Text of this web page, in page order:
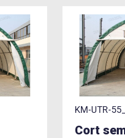
KM-UTR-
Cort